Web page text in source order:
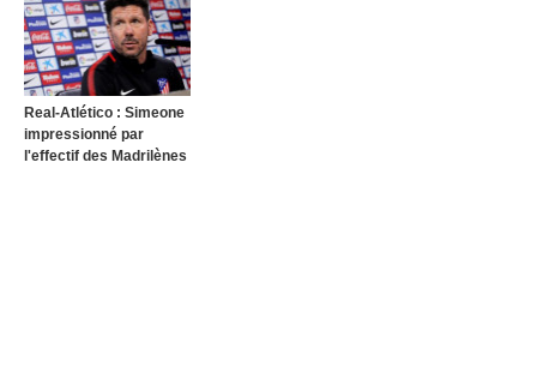
Real-Atlético : Simeone
impressionné par
l'effectif des Madrilènes